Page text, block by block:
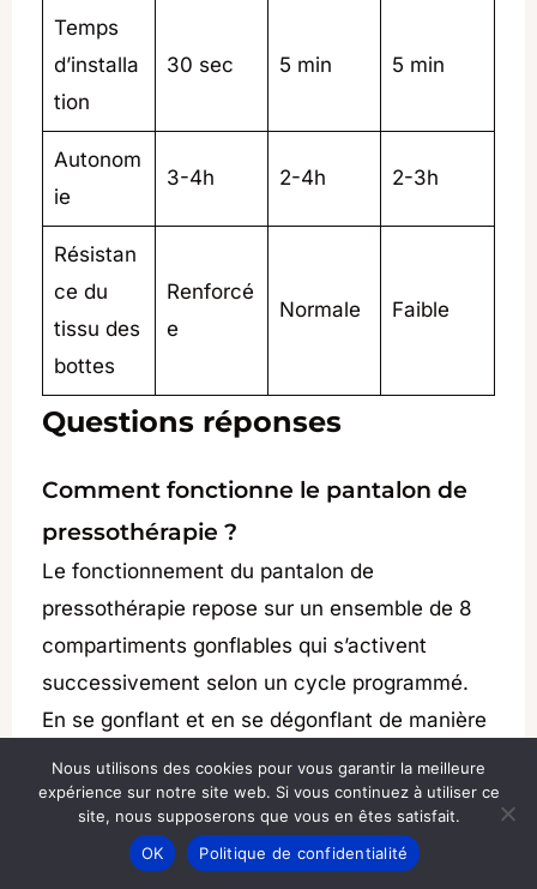
Parler à un kiné
Temps
d’installa
tion
30 sec 5 min 5 min
Autonom
ie
3-4h 2-4h 2-3h
Résistan
ce du
tissu des
bottes
Renforcé
e
Normale Faible
Questions réponses
Comment fonctionne le pantalon de
pressothérapie ?
Le fonctionnement du pantalon de
pressothérapie repose sur un ensemble de 8
compartiments gonflables qui s’activent
successivement selon un cycle programmé.
En se gonflant et en se dégonflant de manière
contrôlée, les compartiments (ou chambres)
exercent une compression progressive sur les
membres inférieurs, reproduisant les effets
d’un massage drainant. Les réglages de
Nous utilisons des cookies pour vous garantir la meilleure
expérience sur notre site web. Si vous continuez à utiliser ce
site, nous supposerons que vous en êtes satisfait.
OK
Politique de confidentialité